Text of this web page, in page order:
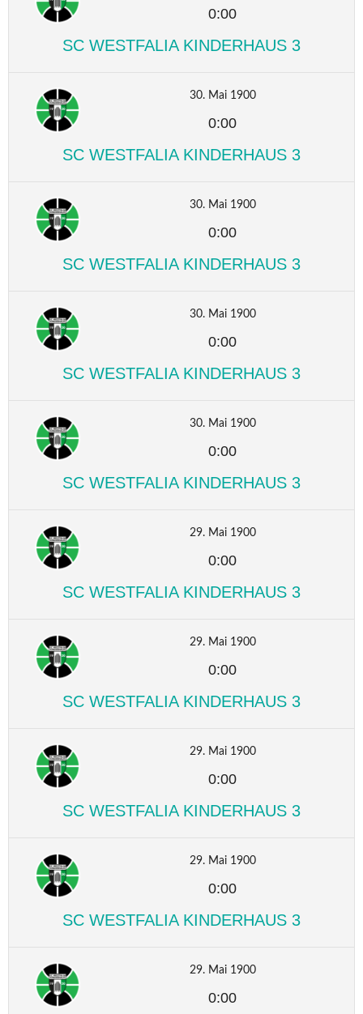
0:00
SC WESTFALIA KINDERHAUS 3
30. Mai 1900
0:00
SC WESTFALIA KINDERHAUS 3
30. Mai 1900
0:00
SC WESTFALIA KINDERHAUS 3
30. Mai 1900
0:00
SC WESTFALIA KINDERHAUS 3
30. Mai 1900
0:00
SC WESTFALIA KINDERHAUS 3
29. Mai 1900
0:00
SC WESTFALIA KINDERHAUS 3
29. Mai 1900
0:00
SC WESTFALIA KINDERHAUS 3
29. Mai 1900
0:00
SC WESTFALIA KINDERHAUS 3
29. Mai 1900
0:00
SC WESTFALIA KINDERHAUS 3
29. Mai 1900
0:00